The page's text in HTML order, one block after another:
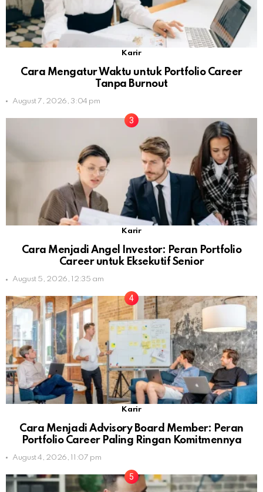
Karir
Cara Mengatur Waktu untuk Portfolio Career
Tanpa Burnout
August 7, 2026, 3:04 pm
Karir
Cara Menjadi Angel Investor: Peran Portfolio
Career untuk Eksekutif Senior
August 5, 2026, 12:35 am
Karir
Cara Menjadi Advisory Board Member: Peran
Portfolio Career Paling Ringan Komitmennya
August 4, 2026, 11:07 pm